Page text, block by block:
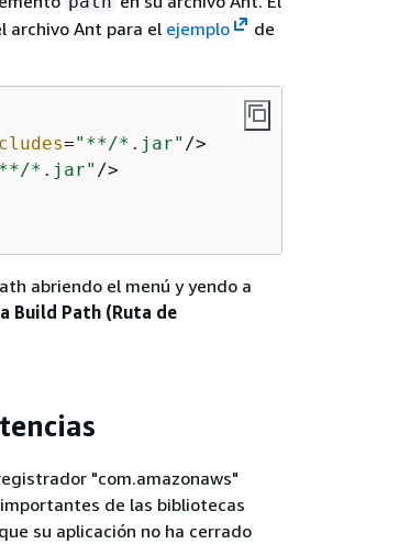
archivo Ant para el ejemplo
de
="**/*.jar" />
*.jar" />
abriendo el menú y yendo a
Build Path (Ruta de
"com.amazonaws"
de las bibliotecas
su aplicación no ha cerrado